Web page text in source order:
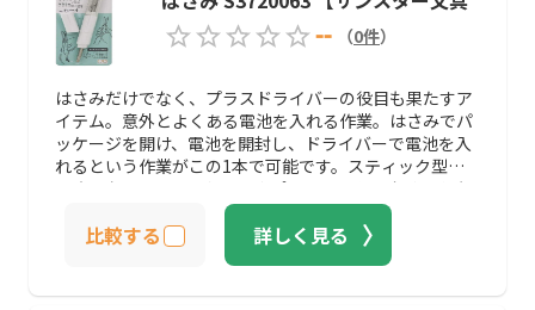
--
（0件）
はさみだけでなく、プラスドライバーの役目も果たすア
イテム。意外とよくある電池を入れる作業。はさみでパ
ッケージを開け、電池を開封し、ドライバーで電池を入
れるという作業がこの1本で可能です。スティック型の
はさみなので、ペンケースやポーチに入れておくことも
比較する 詳しく見る